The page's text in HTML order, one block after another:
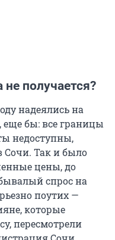
не получается?
надеялись на
бы: все границы
недоступны,
Сочи. Так и было
цены, до
спрос на
поутих —
которые
пересмотрели